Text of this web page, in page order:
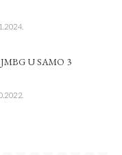
U SAMO 3